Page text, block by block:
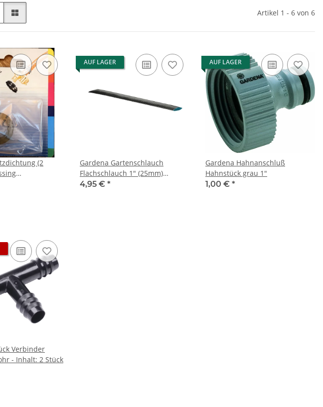
Artikel 1 - 6 von 6
(2
AUF LAGER
Gardena Gartenschlauch
Flachschlauch 1" (25mm)
Meterware
4,95 € *
AUF LAGER
Gardena Hahnanschluß
Hahnstück grau 1"
1,00 € *
Verbinder
- Inhalt: 2 Stück